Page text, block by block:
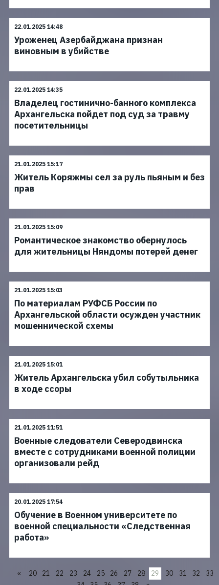
22.01.2025 14:48
Уроженец Азербайджана признан
виновным в убийстве
22.01.2025 14:35
Владелец гостинично-банного комплекса
Архангельска пойдет под суд за травму
посетительницы
21.01.2025 15:17
Житель Коряжмы сел за руль пьяным и без
прав
21.01.2025 15:09
Романтическое знакомство обернулось
для жительницы Няндомы потерей денег
21.01.2025 15:03
По материалам РУФСБ России по
Архангельской области осужден участник
мошеннической схемы
21.01.2025 15:01
Житель Архангельска убил собутыльника
в ходе ссоры
21.01.2025 11:51
Военные следователи Северодвинска
вместе с сотрудниками военной полиции
организовали рейд
20.01.2025 17:54
Обучение в Военном университете по
военной специальности «Следственная
работа»
« 20 21 22 23 24 25 26 27 28 29 30 31 32
33